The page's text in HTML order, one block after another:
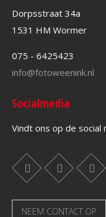
Dorpsstraat 34a
1531 HM Wormer
075 - 6425423
info@fotoweenink.nl
Socialmedia
Vindt ons op de social
NEEM CONTACT OP